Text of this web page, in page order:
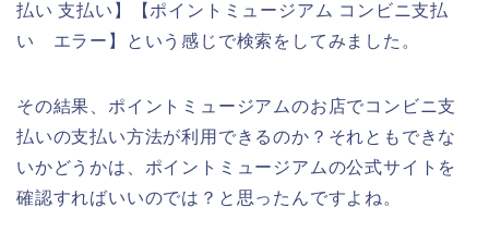
払い 支払い】【ポイントミュージアム コンビニ支払
い エラー】という感じで検索をしてみました。
その結果、ポイントミュージアムのお店でコンビニ支
払いの支払い方法が利用できるのか？それともできな
いかどうかは、ポイントミュージアムの公式サイトを
確認すればいいのでは？と思ったんですよね。